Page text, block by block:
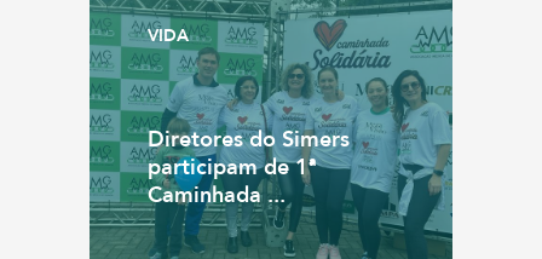
VIDA
Diretores do Simers
participam de 1ª
Caminhada ...